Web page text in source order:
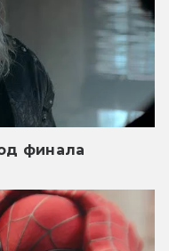
финала